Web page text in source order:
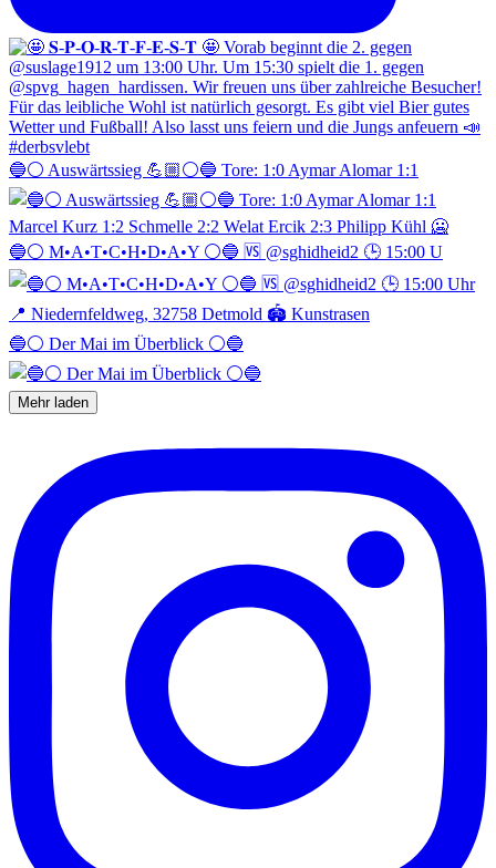
🔵⚪️ Auswärtssieg 💪🏼⚪️🔵 Tore: 1:0 Aymar Alomar 1:1
🔵⚪️ M•A•T•C•H•D•A•Y ⚪️🔵 🆚 @sghidheid2 🕒 15:00 U
🔵⚪️ Der Mai im Überblick ⚪️🔵
Mehr laden